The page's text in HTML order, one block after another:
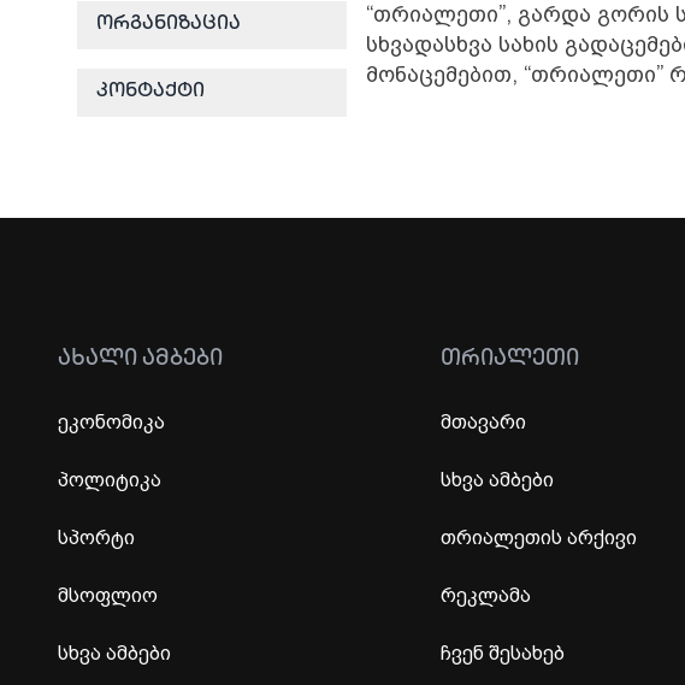
ორგანიზაცია
კონტაქტი
“თრიალეთი”, გარდა გორის
სხვადასხვა სახის
მონაცემებით, “თრიალეთი”
ᲐᲮᲐᲚᲘ ᲐᲛᲑᲔᲑᲘ
ეკონომიკა
პოლიტიკა
სპორტი
მსოფლიო
სხვა ამბები
ᲗᲠᲘᲐᲚᲔᲗᲘ
მთავარი
სხვა ამბები
თრიალეთის არქივი
რეკლამა
ჩვენ შესახებ